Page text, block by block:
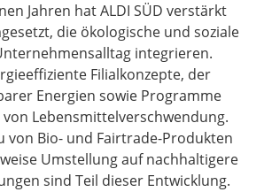
Jahren hat ALDI SÜD verstärkt
die ökologische und soziale
integrieren.
Filialkonzepte, der
Energien sowie Programme
Lebensmittelverschwendung.
von Bio- und Fairtrade-Produkten
Umstellung auf nachhaltigere
sind Teil dieser Entwicklung.